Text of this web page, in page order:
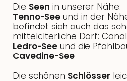
Die Seen in unserer Nähe:
Tenno-See und in der
befindet sich auch das
mittelalterliche Dorf:
Ledro-See und die
Cavedine-See
Die schönen Schlösser